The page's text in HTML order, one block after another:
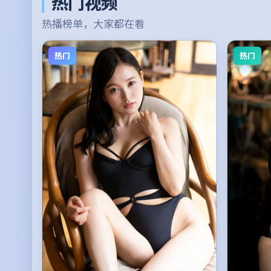
热播榜单，大家都在看
热门 热门